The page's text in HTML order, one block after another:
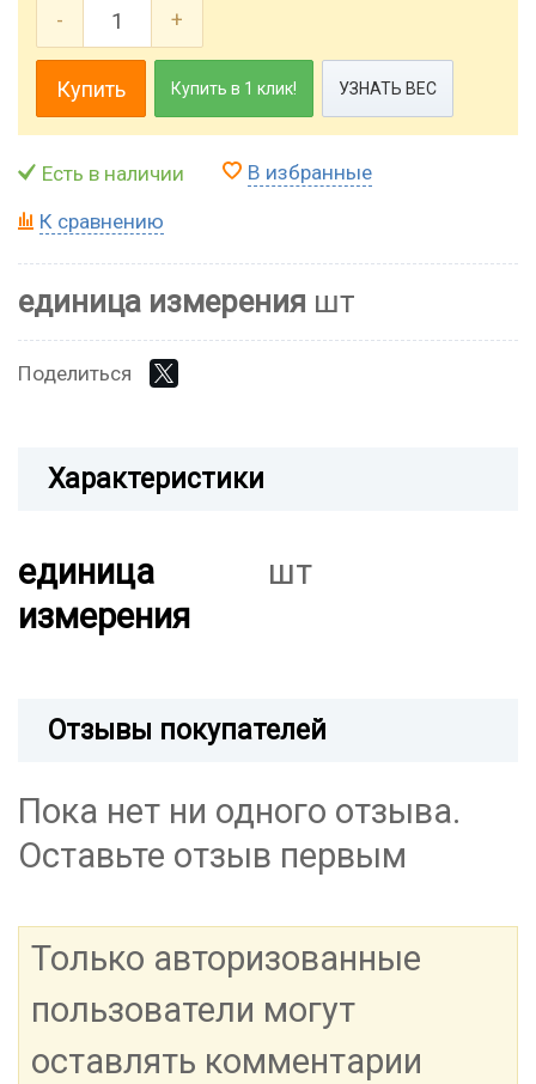
- +
Купить Купить в 1 клик! УЗНАТЬ ВЕС
Есть в наличии В избранные
К сравнению
единица измерения шт
Поделиться
Характеристики
единица
измерения
шт
Отзывы покупателей
Пока нет ни одного отзыва.
Оставьте отзыв первым
Только авторизованные
пользователи могут
оставлять комментарии